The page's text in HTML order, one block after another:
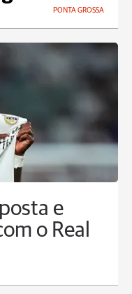
PONTA GROSSA
e
o Real